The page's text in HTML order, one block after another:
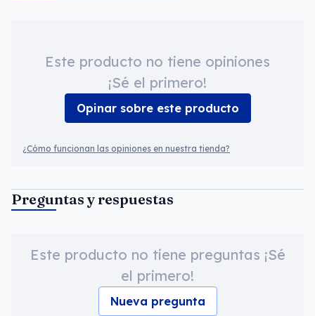
Este producto no tiene opiniones
¡Sé el primero!
Opinar sobre este producto
¿Cómo funcionan las opiniones en nuestra tienda?
Preguntas y respuestas
Este producto no tiene preguntas ¡Sé
el primero!
Nueva pregunta